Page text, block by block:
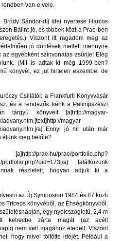
van-e vele.
Bródy Sándor-díj idei nyertese Harcos
Bálint jó, és többek közt a Prae-ben
Viszont itt ragadom meg az
jó döntések mellett mennyire
egyébként színvonalas zsűrije! Elég
(Mit is adtak ki még 1999-ben?
könyvét, ez jut hirtelen eszembe, de
Csillától: a Frankfurti Könyvvásár
és a rendezők kérik a Palimpszeszt
tárgyú könyveit [a]http://magyar-
magyar-
a] Ennyi jó hír után már
élünk meg belőle?
prae.hu/prae/portfolio.php?
portfolio.php?uid=173[/a] találkozunk
részleteit, hogyan adjuk ki a
az Új Symposion 1984 és 87 közti
Triceps könyvéből, az Éhségkönyvből.
egy nyolcszögletű, 2,4 m
ketrecbe zárta magát (az acélt
nem vett magához eledelt. Viszont
hogy mivel töltötte idejét. Például a